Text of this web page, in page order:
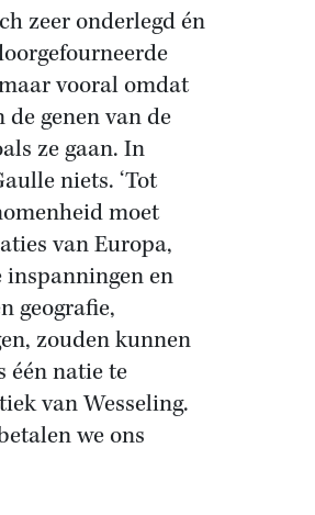
zeer onderlegd én
vooral omdat
genen van de
ze gaan. In
niets. ‘Tot
moet
van Europa,
en
geografie,
zouden kunnen
één natie te
van Wesseling.
we ons